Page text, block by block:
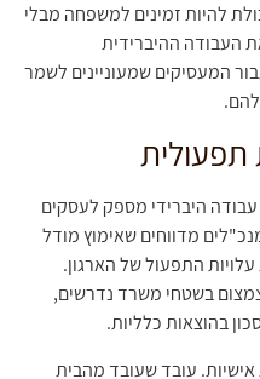
להיות זמינים למשפחה מבלי
העבודה ההיברידית
המעסיקים שמעוניינים לשמר
תפעולית
היברידי מספק לעסקים
90 אחוז מהמנכ"לים מדווחים שאימוץ מודל
התפעול של הארגון.
בשטחי משרד נדרשים,
בהוצאות כלליות.
אישיות. עובד שעובד מהבית